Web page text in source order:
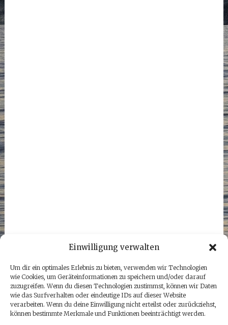
Einwilligung verwalten
Um dir ein optimales Erlebnis zu bieten, verwenden wir Technologien
wie Cookies, um Geräteinformationen zu speichern und/oder darauf
zuzugreifen. Wenn du diesen Technologien zustimmst, können wir Daten
wie das Surfverhalten oder eindeutige IDs auf dieser Website
verarbeiten. Wenn du deine Einwilligung nicht erteilst oder zurückziehst,
können bestimmte Merkmale und Funktionen beeinträchtigt werden.